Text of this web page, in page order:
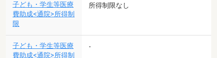
子ども・学生等医療
費助成<通院>所得制
限
所得制限なし
子ども・学生等医療
費助成<通院>所得制
-